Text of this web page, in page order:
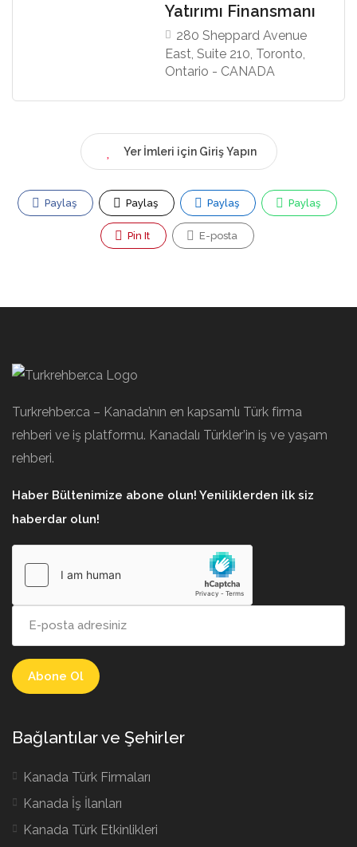
Yatırımı Finansmanı
280 Sheppard Avenue
East, Suite 210, Toronto,
Ontario - CANADA
Yer İmleri için Giriş Yapın
Paylaş Paylaş Paylaş Paylaş
Pin It E-posta
Turkrehber.ca – Kanada’nın en kapsamlı Türk firma
rehberi ve iş platformu. Kanadalı Türkler’in iş ve yaşam
rehberi.
Haber Bültenimize abone olun! Yeniliklerden ilk siz
haberdar olun!
Bağlantılar ve Şehirler
Kanada Türk Firmaları
Kanada İş İlanları
Kanada Türk Etkinlikleri